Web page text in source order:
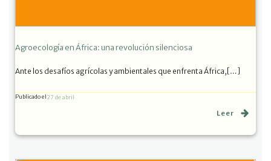
Agroecología en África: una revolución silenciosa
Ante los desafíos agrícolas y ambientales que enfrenta África,[…]
Publicado el27 de abril
Leer